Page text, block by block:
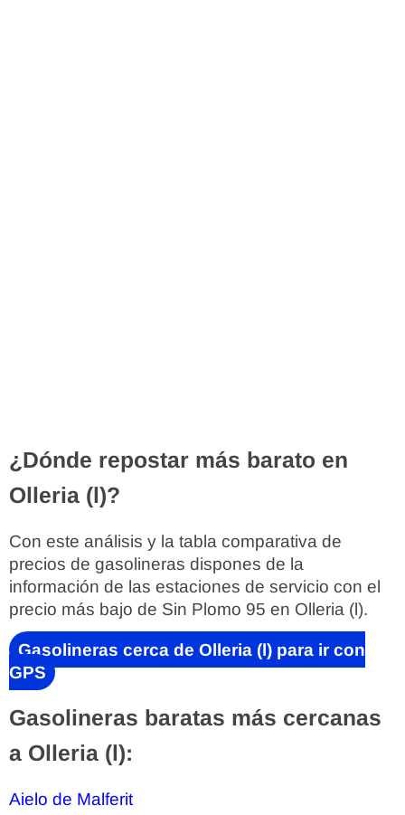
¿Dónde repostar más barato en
Olleria (l)?
Con este análisis y la tabla comparativa de
precios de gasolineras dispones de la
información de las estaciones de servicio con el
precio más bajo de Sin Plomo 95 en Olleria (l).
Gasolineras cerca de Olleria (l) para ir con
GPS
Gasolineras baratas más cercanas
a Olleria (l):
Aielo de Malferit